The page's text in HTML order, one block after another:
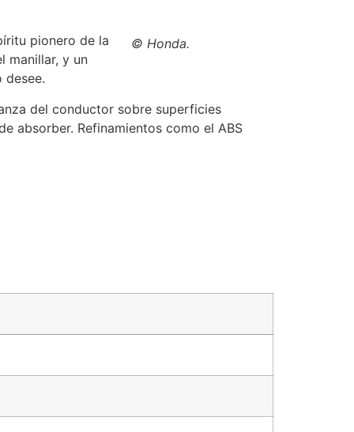
© Honda.
pionero de la
manillar, y un
desee.
del conductor sobre superficies
absorber. Refinamientos como el ABS